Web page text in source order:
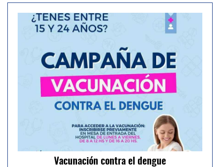
Vacunación contra el dengue